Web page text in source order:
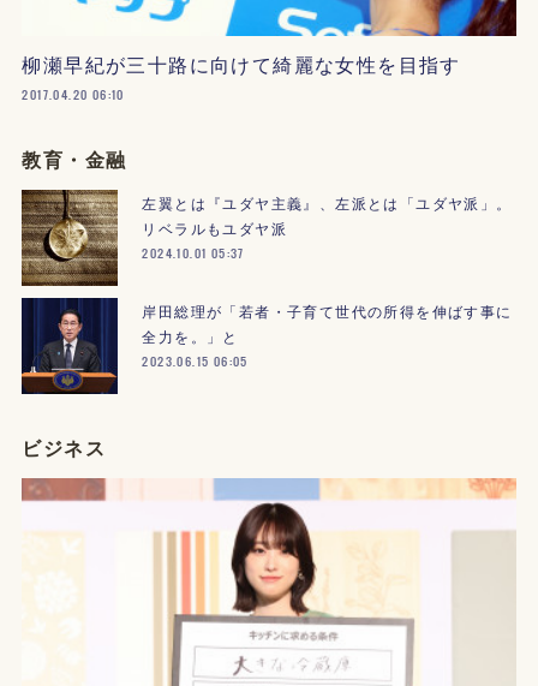
柳瀬早紀が三十路に向けて綺麗な女性を目指す
2017.04.20 06:10
教育・金融
左翼とは『ユダヤ主義』、左派とは「ユダヤ派」。
リベラルもユダヤ派
2024.10.01 05:37
岸田総理が「若者・子育て世代の所得を伸ばす事に
全力を。」と
2023.06.15 06:05
ビジネス